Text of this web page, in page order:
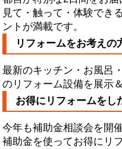
見て・触って・体験でき
ントが満載です。
リフォームをお考えの
最新のキッチン・お風呂
のリフォーム設備を展示
お得にリフォームをし
今年も補助金相談会を開
補助金を使ってお得にリ